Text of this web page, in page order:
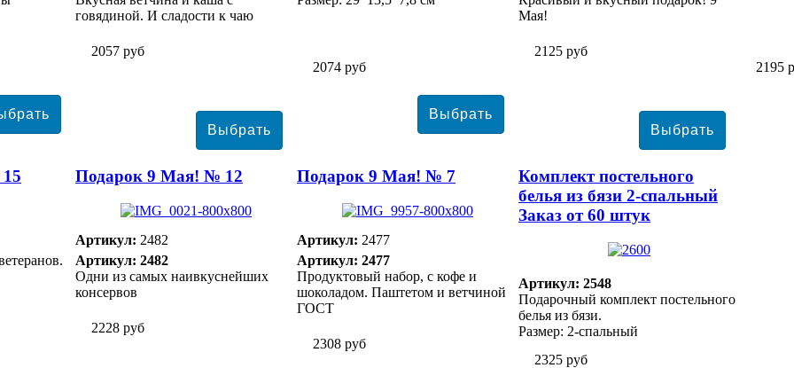
2057 руб
говядиной. И сладости к чаю
2074 руб
2125 руб
Мая!
2195
2228 руб
Подарок 9 Мая! № 12
Артикул: 2482
Артикул: 2482
Одни из самых наивкуснейших
консервов
2308 руб
Подарок 9 Мая! № 7
Артикул: 2477
Артикул: 2477
Продуктовый набор, с кофе и
шоколадом. Паштетом и ветчиной
ГОСТ
2325 руб
Комплект постельного
белья из бязи 2-спальный
Заказ от 60 штук
Артикул: 2548
Подарочный комплект постельного
белья из бязи.
Размер: 2-спальный